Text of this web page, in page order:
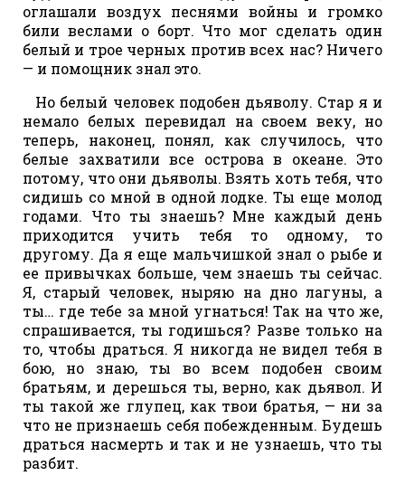
оглашали воздух песнями войны и громко
били веслами о борт. Что мог сделать один
белый и трое черных против всех нас? Ничего
— и помощник знал это.
Но белый человек подобен дьяволу. Стар я и
немало белых перевидал на своем веку, но
теперь, наконец, понял, как случилось, что
белые захватили все острова в океане. Это
потому, что они дьяволы. Взять хоть тебя, что
сидишь со мной в одной лодке. Ты еще молод
годами. Что ты знаешь? Мне каждый день
приходится учить тебя то одному, то
другому. Да я еще мальчишкой знал о рыбе и
ее привычках больше, чем знаешь ты сейчас.
Я, старый человек, ныряю на дно лагуны, а
ты… где тебе за мной угнаться! Так на что же,
спрашивается, ты годишься? Разве только на
то, чтобы драться. Я никогда не видел тебя в
бою, но знаю, ты во всем подобен своим
братьям, и дерешься ты, верно, как дьявол. И
ты такой же глупец, как твои братья, — ни за
что не признаешь себя побежденным. Будешь
драться насмерть и так и не узнаешь, что ты
разбит.